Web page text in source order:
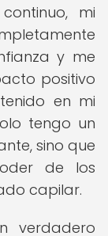
mi
y me
positivo
en mi
tengo un
sino que
de los
capilar.
verdadero